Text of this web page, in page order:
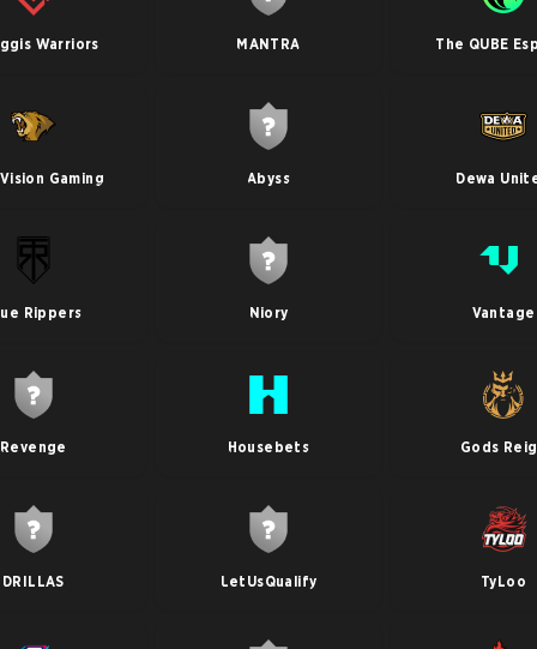
Warriors MANTRA The QUBE
Gaming Abyss Dewa
Rippers Niory Vantage
Revenge Housebets Gods
DRILLAS LetUsQualify TyLoo